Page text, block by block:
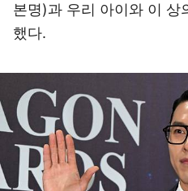
본명)과 우리 아이와 이 상
했다.